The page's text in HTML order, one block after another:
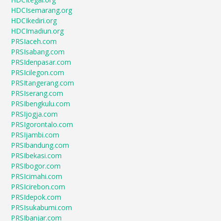
HDCIsemarang.org
HDCIkediri.org
HDCImadiun.org
PRSIaceh.com
PRSIsabang.com
PRSIdenpasar.com
PRSIcilegon.com
PRSItangerang.com
PRSIserang.com
PRSIbengkulu.com
PRSIjogja.com
PRSIgorontalo.com
PRSIjambi.com
PRSIbandung.com
PRSIbekasi.com
PRSIbogor.com
PRSIcimahi.com
PRSIcirebon.com
PRSIdepok.com
PRSIsukabumi.com
PRSIbanjar.com